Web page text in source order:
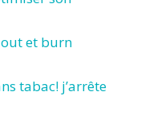
et burn
tabac! j’arrête